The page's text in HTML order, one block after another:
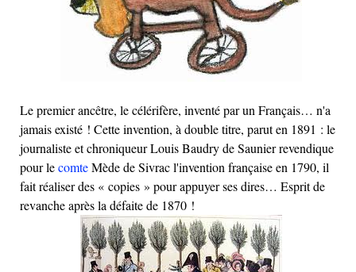
Le premier ancêtre, le célérifère, inventé par un Français… n'a
jamais existé ! Cette invention, à double titre, parut en 1891 : le
journaliste et chroniqueur Louis Baudry de Saunier revendique
pour lecomteMède de Sivrac l'invention française en 1790, il
fait réaliser des « copies » pour appuyer ses dires… Esprit de
revanche après la défaite de 1870 !